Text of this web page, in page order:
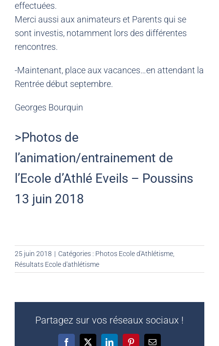
effectuées.
Merci aussi aux animateurs et Parents qui se
sont investis, notamment lors des différentes
rencontres.
-Maintenant, place aux vacances…en attendant la
Rentrée début septembre.
Georges Bourquin
>Photos de
l’animation/entrainement de
l’Ecole d’Athlé Eveils – Poussins
13 juin 2018
25 juin 2018 | Catégories : Photos Ecole d'Athlétisme,
Résultats Ecole d'athlétisme
Partagez sur vos réseaux sociaux !